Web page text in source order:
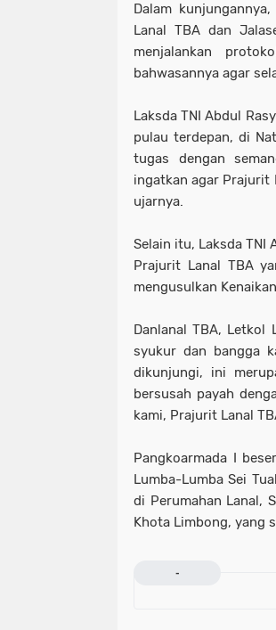
Dalam
Lanal TBA dan
menjalankan
bahwasannya agar
Laksda TNI Abdul
pulau terdepan, di
tugas dengan
ingatkan agar Prajurit
ujarnya.
Selain itu, Laksda TNI
Prajurit Lanal TBA
mengusulkan
Danlanal TBA, Letkol
syukur dan bangga
dikunjungi, ini
bersusah payah
kami, Prajurit Lanal
Pangkoarmada I
Lumba-Lumba Sei
di Perumahan Lanal,
Khota Limbong, yang
-